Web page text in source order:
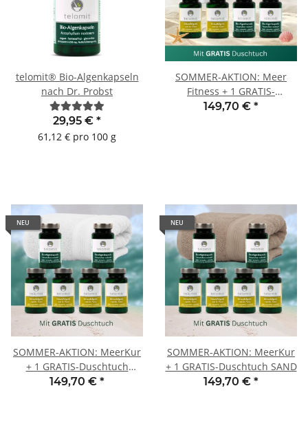
telomit® Bio-Algenkapseln
nach Dr. Probst
29,95 € *
61,12 € pro 100 g
SOMMER-AKTION: Meer
Fitness + 1 GRATIS-
Duschtuch WEISS
149,70 € *
NEU
SOMMER-AKTION: MeerKur
+ 1 GRATIS-Duschtuch
WEISS
149,70 € *
NEU
SOMMER-AKTION: MeerKur
+ 1 GRATIS-Duschtuch SAND
149,70 € *